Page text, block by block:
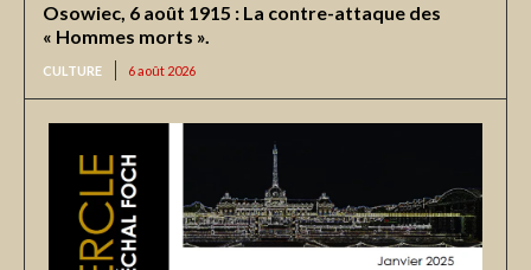
Osowiec, 6 août 1915 : La contre-attaque des
« Hommes morts ».
CULTURE 6 août 2026